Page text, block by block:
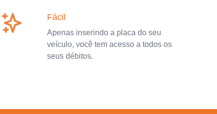
Fácil
Apenas inserindo a placa do seu
veículo, você tem acesso a todos os
seus débitos.